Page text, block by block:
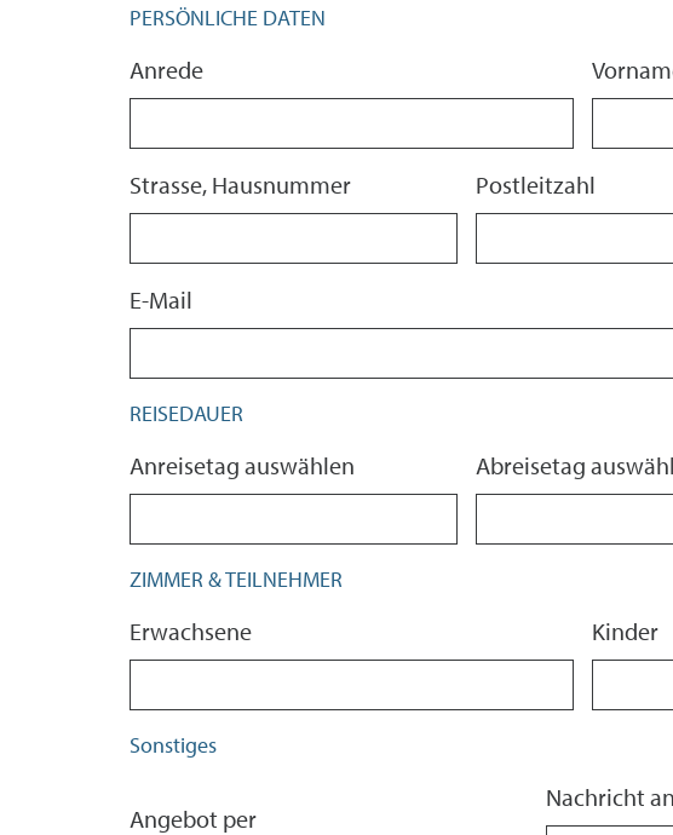
PERSÖNLICHE DATEN
Anrede
Strasse, Hausnummer Postleitzahl
E-Mail
REISEDAUER
Anreisetag auswählen Abreisetag
ZIMMER & TEILNEHMER
Erwachsene Kinder
Sonstiges
Angebot per
Nachricht